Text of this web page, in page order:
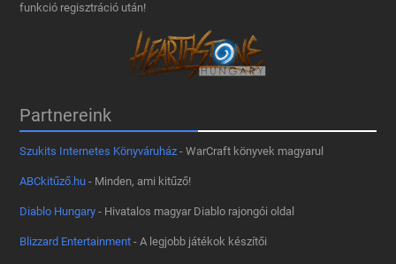
funkció regisztráció után!
Partnereink
Szukits Internetes Könyváruház - WarCraft könyvek magyarul
ABCkitűző.hu - Minden, ami kitűző!
Diablo Hungary - Hivatalos magyar Diablo rajongói oldal
Blizzard Entertainment - A legjobb játékok készítői